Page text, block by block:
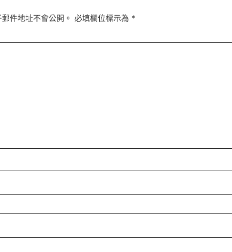
件地址不會公開。 必填欄位標示為 *